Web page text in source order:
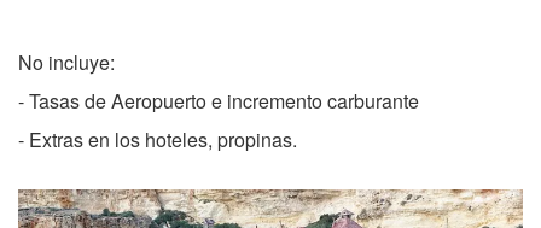
No incluye:
- Tasas de Aeropuerto e incremento carburante
- Extras en los hoteles, propinas.